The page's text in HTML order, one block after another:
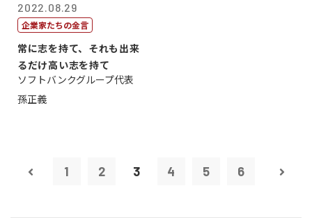
2022.08.29
企業家たちの金言
常に志を持て、それも出来
るだけ高い志を持て
ソフトバンクグループ代表
孫正義
1 2 3 4 5 6